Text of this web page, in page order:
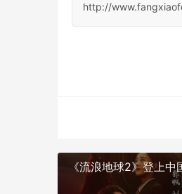
http://
《流浪地球2》登上